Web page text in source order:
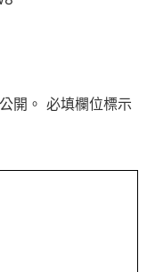
開。 必填欄位標示